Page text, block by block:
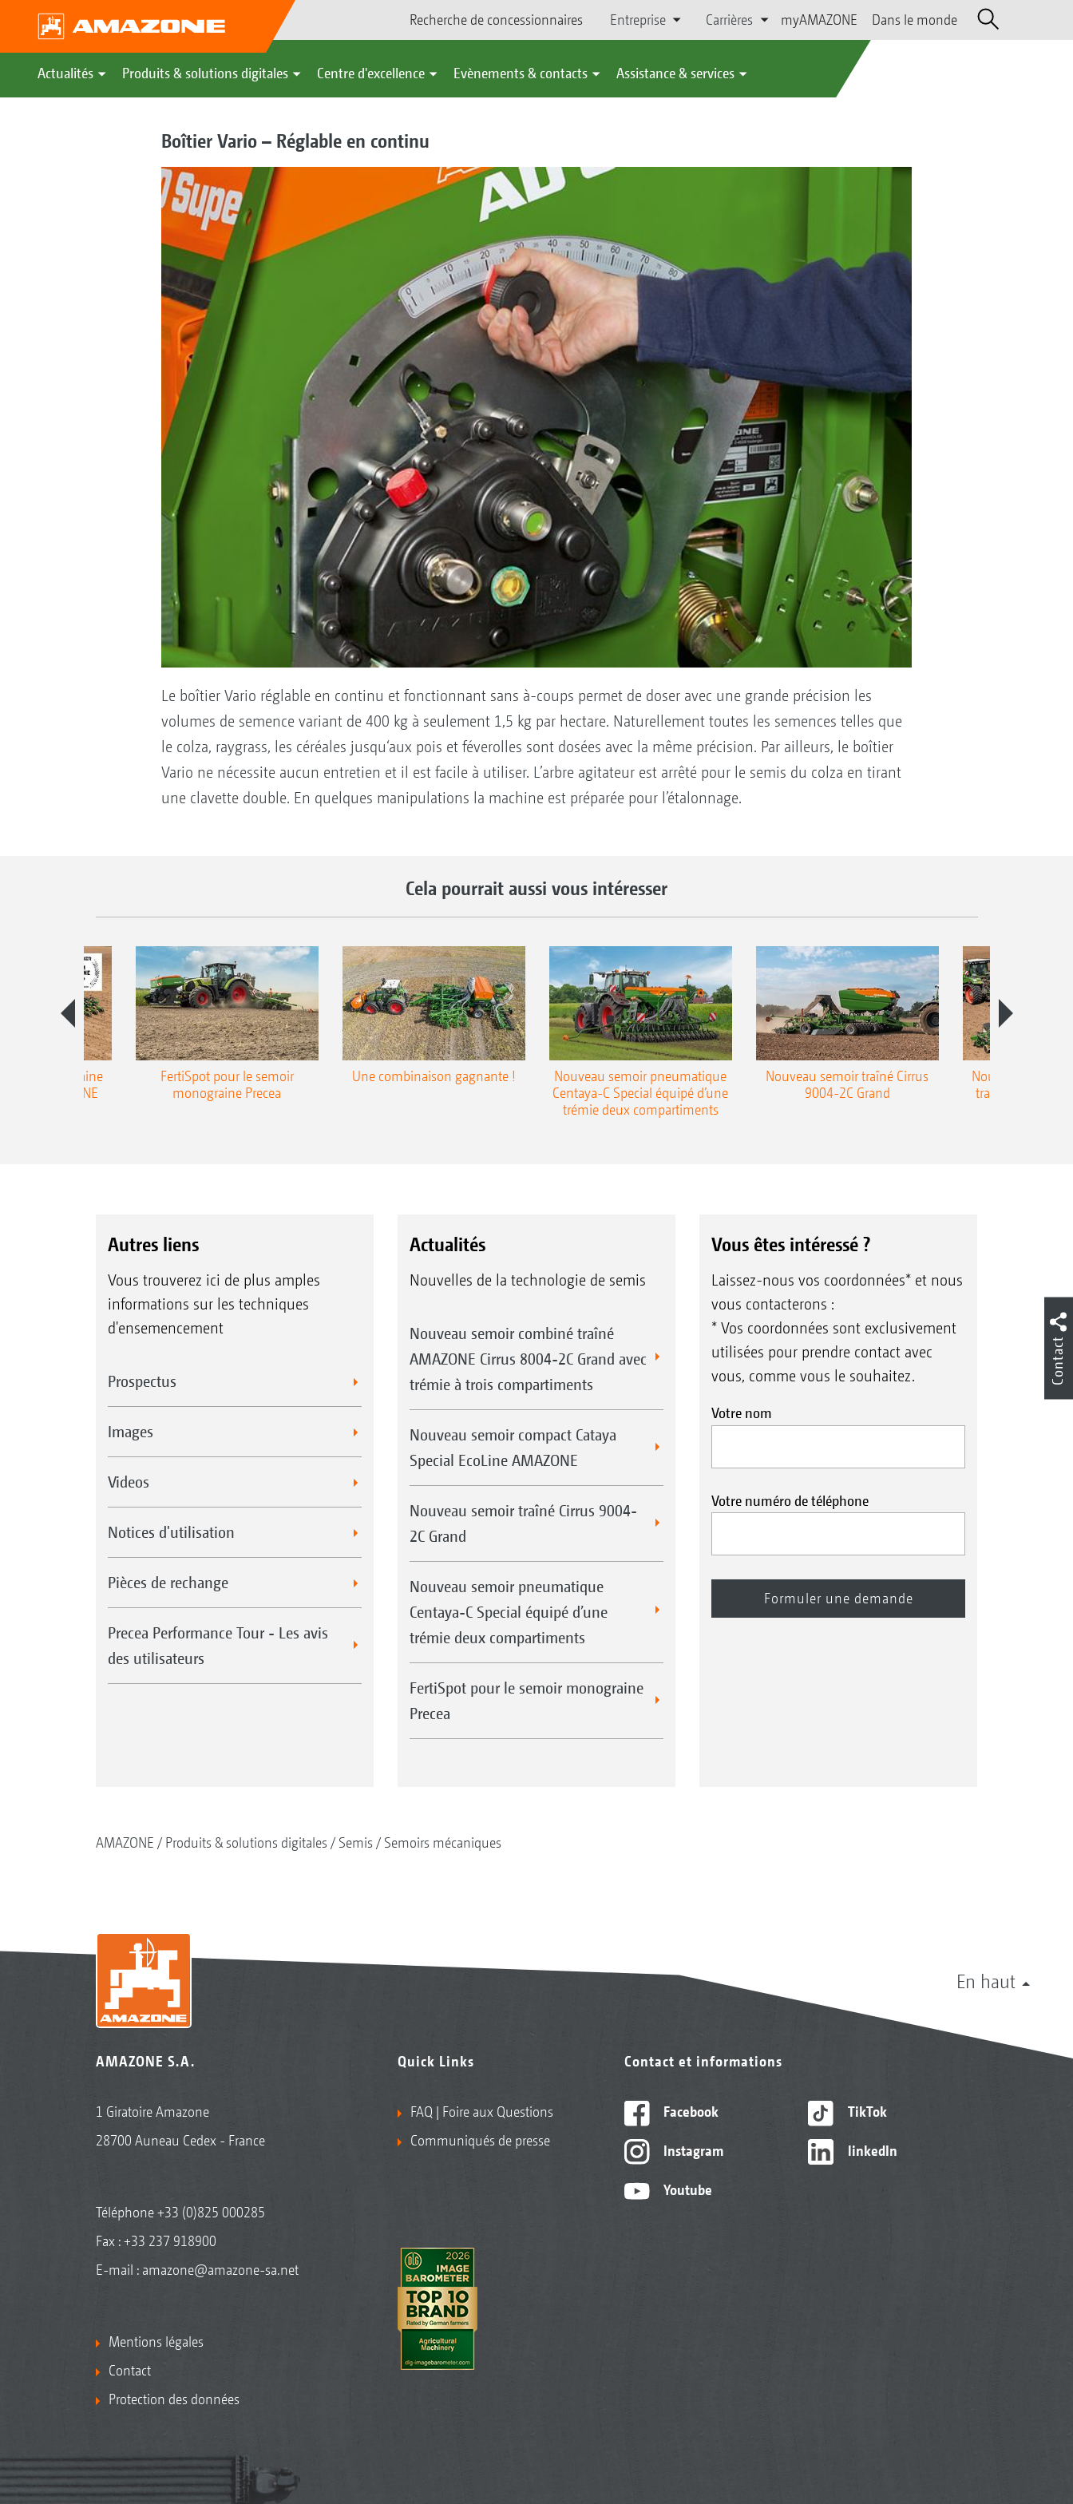
Recherche de concessionnaires Entreprise Carrières myAMAZONE Dans le monde
Actualités Produits & solutions digitales Centre d'excellence Evènements & contacts Assistance & services
Boîtier Vario – Réglable en continu
Le boîtier Vario réglable en continu et fonctionnant sans à-coups permet de doser avec une grande précision les
volumes de semence variant de 400 kg à seulement 1,5 kg par hectare. Naturellement toutes les semences telles que
le colza, raygrass, les céréales jusqu‘aux pois et féverolles sont dosées avec la même précision. Par ailleurs, le boîtier
Vario ne nécessite aucun entretien et il est facile à utiliser. L’arbre agitateur est arrêté pour le semis du colza en tirant
une clavette double. En quelques manipulations la machine est préparée pour l’étalonnage.
Cela pourrait aussi vous intéresser
monograine
TCC AMAZONE
FertiSpot pour le semoir
monograine Precea
Une combinaison gagnante !
Nouveau semoir pneumatique
Centaya-C Special équipé d’une
trémie deux compartiments
Nouveau semoir traîné Cirrus
9004-2C Grand
Nouveau semoir
traîné Precea-
Autres liens
Vous trouverez ici de plus amples
informations sur les techniques
d'ensemencement
Prospectus
Images
Videos
Notices d'utilisation
Pièces de rechange
Precea Performance Tour - Les avis
des utilisateurs
Actualités
Nouvelles de la technologie de semis
Nouveau semoir combiné traîné
AMAZONE Cirrus 8004-2C Grand avec
trémie à trois compartiments
Nouveau semoir compact Cataya
Special EcoLine AMAZONE
Nouveau semoir traîné Cirrus 9004-
2C Grand
Nouveau semoir pneumatique
Centaya-C Special équipé d’une
trémie deux compartiments
FertiSpot pour le semoir monograine
Precea
Vous êtes intéressé ?
Laissez-nous vos coordonnées* et nous
vous contacterons :
* Vos coordonnées sont exclusivement
utilisées pour prendre contact avec
vous, comme vous le souhaitez.
Votre nom
Votre numéro de téléphone
AMAZONE Produits & solutions digitales Semis Semoirs mécaniques
En haut
AMAZONE S.A.
1 Giratoire Amazone
28700 Auneau Cedex - France
Téléphone+33 (0)825 000285
Fax : +33 237 918900
E-mail : amazone@amazone-sa.net
Mentions légales
Contact
Protection des données
Quick Links
FAQ | Foire aux Questions
Communiqués de presse
Contact et informations
Facebook
Instagram
Youtube
TikTok
linkedIn
Contact